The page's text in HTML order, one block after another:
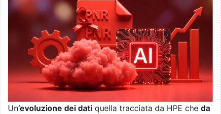
Un’evoluzione dei dati quella tracciata da HPE che da